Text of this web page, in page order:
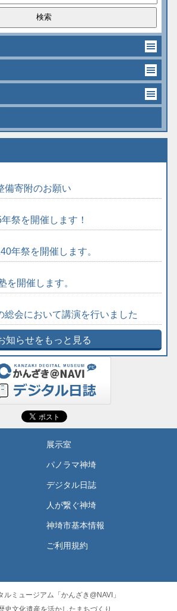
備寄附のお願い
祭を開催します！
年祭を開催します。
を開催します。
総会において講演を行いました
知らせをもっと見る
展示室
パノラマ神埼
デジタル日誌
人が繋ぐ神埼
神埼市基本情報
ご利用規約
ルミュージアム「かんざき@NAVI」
史文化遺産を活かしたまちづくり